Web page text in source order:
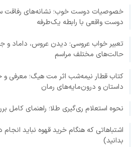
خصوصیات دوست خوب؛ نشانه‌های رفاقت
دوست واقعی با رابطه یک‌طرفه
تعبیر خواب عروسی؛ دیدن عروس، داماد و
حالت‌های مختلف مراسم
کتاب قطار نیمه‌شب اثر مت هیگ؛ معرفی و
داستان و درون‌مایه‌های رمان
نحوه استعلام ری‌گیری طلا؛ راهنمای کامل
بدانید)